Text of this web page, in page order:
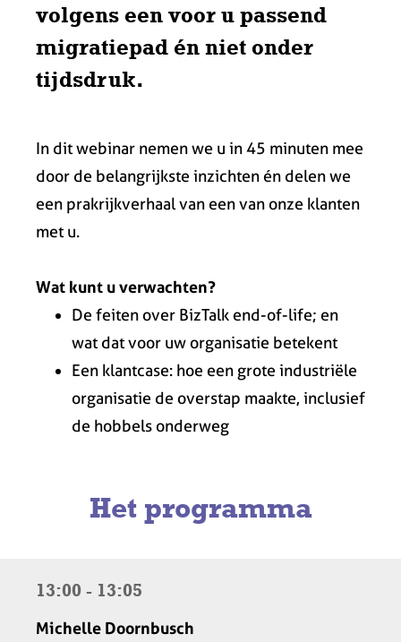
volgens een voor u passend
migratiepad én niet onder
tijdsdruk.
In dit webinar nemen we u in 45 minuten mee
door de belangrijkste inzichten én delen we
een prakrijkverhaal van een van onze klanten
met u.
Wat kunt u verwachten?
De feiten over BizTalk end-of-life; en
wat dat voor uw organisatie betekent
Een klantcase: hoe een grote industriële
organisatie de overstap maakte, inclusief
de hobbels onderweg
Het programma
13:00 - 13:05
Michelle Doornbusch